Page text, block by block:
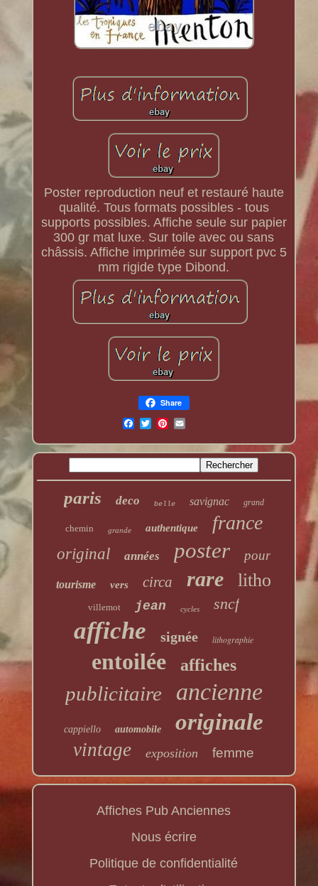
Poster reproduction neuf et restauré haute
qualité. Tous formats possibles - tous
supports possibles. Affiche seule sur papier
300 gr mat luxe. Sur toile avec ou sans
châssis. Affiche imprimée sur support pvc 5
mm rigide type Dibond.
Share
paris deco belle savignac grand
chemin grande authentique france
original années poster pour
tourisme vers circa rare litho
villemot jean cycles sncf
affiche signée lithographie
entoilée affiches
publicitaire ancienne
cappiello automobile originale
vintage exposition femme
Affiches Pub Anciennes
Nous écrire
Politique de confidentialité